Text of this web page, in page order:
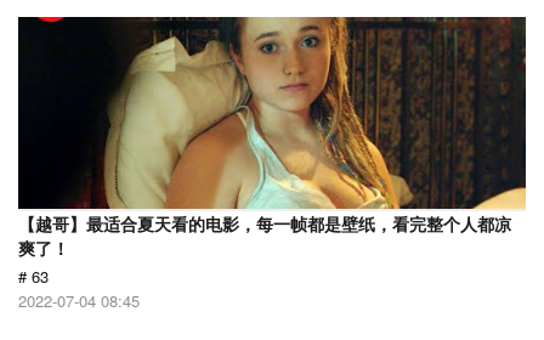
【越哥】最适合夏天看的电影，每一帧都是壁纸，看完整个人都凉
爽了！
# 63
2022-07-04 08:45